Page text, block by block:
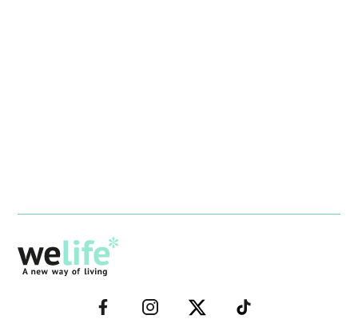
–
FACEBOOK–
–
INSTAGRAM–
–
TWITTER–
–
WELIFE–